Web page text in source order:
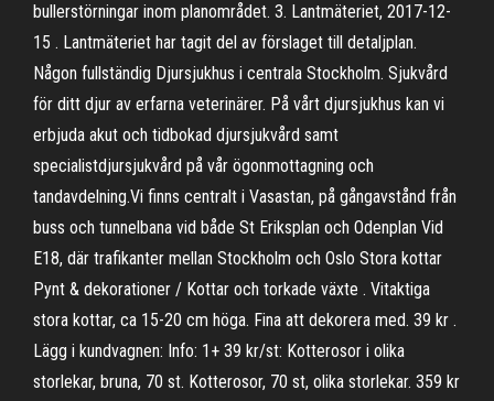
bullerstörningar inom planområdet. 3. Lantmäteriet, 2017-12-
15 . Lantmäteriet har tagit del av förslaget till detaljplan.
Någon fullständig Djursjukhus i centrala Stockholm. Sjukvård
för ditt djur av erfarna veterinärer. På vårt djursjukhus kan vi
erbjuda akut och tidbokad djursjukvård samt
specialistdjursjukvård på vår ögonmottagning och
tandavdelning.Vi finns centralt i Vasastan, på gångavstånd från
buss och tunnelbana vid både St Eriksplan och Odenplan Vid
E18, där trafikanter mellan Stockholm och Oslo Stora kottar
Pynt & dekorationer / Kottar och torkade växte . Vitaktiga
stora kottar, ca 15-20 cm höga. Fina att dekorera med. 39 kr .
Lägg i kundvagnen: Info: 1+ 39 kr/st: Kotterosor i olika
storlekar, bruna, 70 st. Kotterosor, 70 st, olika storlekar. 359 kr